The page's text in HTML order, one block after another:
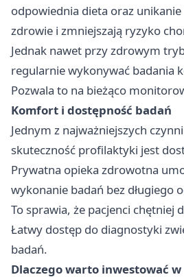
odpowiednia dieta oraz
zdrowie i zmniejszają ryzyko
Jednak nawet przy zdrowym
regularnie wykonywać badania
Pozwala to na bieżąco
Komfort i dostępność badań
Jednym z najważniejszych
skuteczność profilaktyki jest
Prywatna opieka zdrowotna
wykonanie badań bez długiego
To sprawia, że pacjenci chętniej
Łatwy dostęp do diagnostyki
badań.
Dlaczego warto inwestować